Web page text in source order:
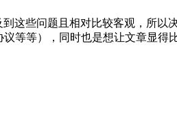
这些问题且相对比较客观，所
等），同时也是想让文章显得